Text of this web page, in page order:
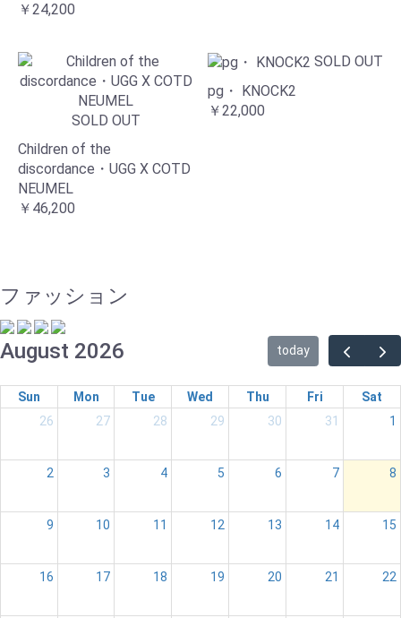
￥24,200
SOLD OUT
Children of the
discordance・UGG X COTD
NEUMEL
￥46,200
SOLD OUT
pg・ KNOCK2
￥22,000
ファッション
August 2026 today
Sun Mon Tue Wed Thu Fri
Sat
26
27 28 29 30 31 1
2 3 4 5 6 7 8
9 10 11 12 13 14 15
16 17 18 19 20 21 22